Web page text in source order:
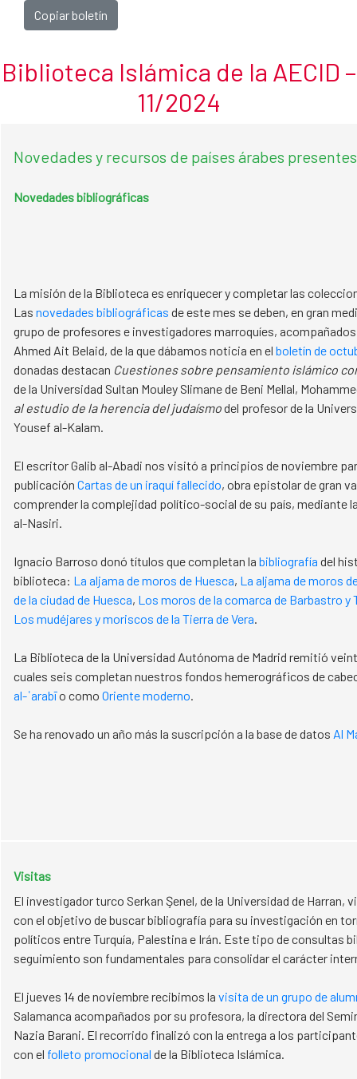
Skip to Main Content
Noviembre
Copiar boletín
Biblioteca Islámica de la AECID –
11/2024
Novedades y recursos de países árabes
Novedades bibliográficas
​​​​​​​​​​​​​​La misión de la Biblioteca es enriquecer y completar las
Las novedades bibliográficas de este mes se deben, en gran
grupo de profesores e investigadores marroquíes,
Ahmed Ait Belaid, de la que dábamos noticia en el boletín de
donadas destacan Cuestiones sobre pensamiento islámico
de la Universidad Sultan Mouley Slimane de Beni Mellal,
al estudio de la herencia del judaísmodel profesor de la
Yousef al-Kalam.
El escritor Galib al-Abadi nos visitó a principios de noviembre
publicación Cartas de un iraquí fallecido, obra epistolar de gran
comprender la complejidad político-social de su país, mediante
al-Nasiri.
Ignacio Barroso donó títulos que completan la bibliografía del
biblioteca: La aljama de moros de Huesca, La aljama de moros
de la ciudad de Huesca, Los moros de la comarca de Barbastro y
Los mudéjares y moriscos de la Tierra de Vera.
​​​​​​​La Biblioteca de la Universidad Autónoma de Madrid remitió
cuales seis completan nuestros fondos hemerográficos de
al-ʿarabīo como Oriente moderno.
​​​​​​​Se ha renovado un año más la suscripción a la base de datos Al
Visitas
El investigador turco Serkan Şenel, de la Universidad de
con el objetivo de buscar bibliografía para su investigación en
políticos entre Turquía, Palestina e Irán. Este tipo de consultas
seguimiento son fundamentales para consolidar el carácter
El jueves 14 de noviembre recibimos la visita de un grupo de
Salamanca acompañados por su profesora, la directora del
Nazia Barani. El recorrido finalizó con la entrega a los
con el folleto promocional de la Biblioteca Islámica.